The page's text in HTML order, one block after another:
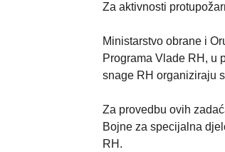
Za aktivnosti
Ministarstvo obrane i
Programa Vlade RH, u
snage RH organiziraju
Za provedbu ovih
Bojne za specijalna
RH.